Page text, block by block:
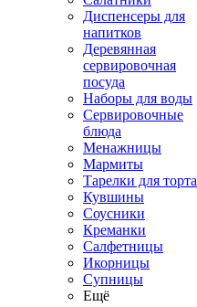
Диспенсеры для
напитков
Деревянная
сервировочная
посуда
Наборы для воды
Сервировочные
блюда
Менажницы
Мармиты
Тарелки для торта
Кувшины
Соусники
Креманки
Салфетницы
Икорницы
Супницы
Ещё